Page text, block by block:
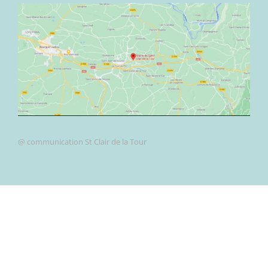
@ communication St Clair de la Tour